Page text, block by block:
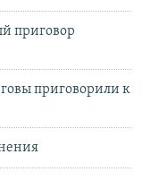
приговор
приговорили к